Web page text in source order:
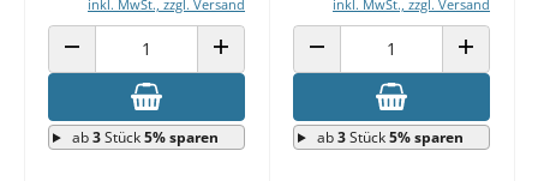
inkl. MwSt., zzgl. Versand
ANZAHL VERRINGERN ANZAHL ERHÖHEN
ab3Stück5% sparen
inkl. MwSt., zzgl. Versand
ANZAHL VERRINGERN ANZAHL
ab3Stück5% sparen